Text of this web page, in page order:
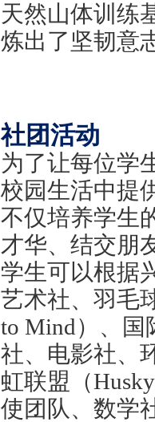
天然山体训练
炼出了坚韧意
社团活动
为了让每位学
校园生活中提
不仅培养学生
才华、结交朋
学生可以根据
艺术社、羽毛
to Mind）、国
社、电影社、
虹联盟（
使团队、数学